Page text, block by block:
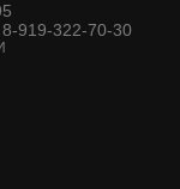
919-322-70-30